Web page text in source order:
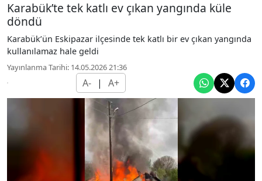
Karabük’te tek katlı ev çıkan yangında küle
döndü
Karabük’ün Eskipazar ilçesinde tek katlı bir ev çıkan yangında
kullanılamaz hale geldi
Yayınlanma Tarihi: 14.05.2026 21:36
A- | A+